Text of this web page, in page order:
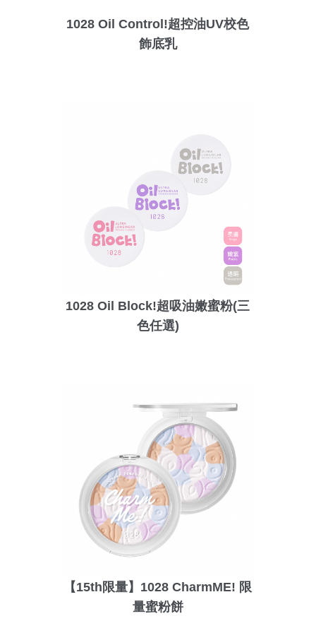
1028 Oil Control!超控油UV校色
飾底乳
1028 Oil Block!超吸油嫩蜜粉(三
色任選)
【15th限量】1028 CharmME! 限
量蜜粉餅